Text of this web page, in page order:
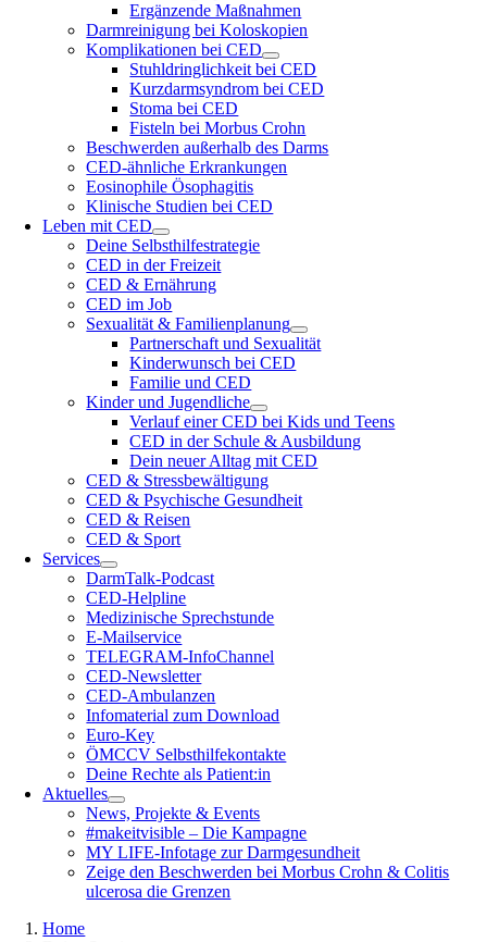
Ergänzende Maßnahmen
Darmreinigung bei Koloskopien
Komplikationen bei CED
Stuhldringlichkeit bei CED
Kurzdarmsyndrom bei CED
Stoma bei CED
Fisteln bei Morbus Crohn
Beschwerden außerhalb des Darms
CED-ähnliche Erkrankungen
Eosinophile Ösophagitis
Klinische Studien bei CED
Leben mit CED
Deine Selbsthilfestrategie
CED in der Freizeit
CED & Ernährung
CED im Job
Sexualität & Familienplanung
Partnerschaft und Sexualität
Kinderwunsch bei CED
Familie und CED
Kinder und Jugendliche
Verlauf einer CED bei Kids und Teens
CED in der Schule & Ausbildung
Dein neuer Alltag mit CED
CED & Stressbewältigung
CED & Psychische Gesundheit
CED & Reisen
CED & Sport
Services
DarmTalk-Podcast
CED-Helpline
Medizinische Sprechstunde
E-Mailservice
TELEGRAM-InfoChannel
CED-Newsletter
CED-Ambulanzen
Infomaterial zum Download
Euro-Key
ÖMCCV Selbsthilfekontakte
Deine Rechte als Patient:in
Aktuelles
News, Projekte & Events
#makeitvisible – Die Kampagne
MY LIFE-Infotage zur Darmgesundheit
Zeige den Beschwerden bei Morbus Crohn & Colitis
ulcerosa die Grenzen
Home